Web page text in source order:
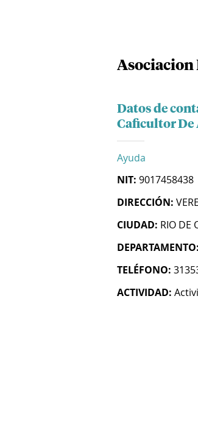
Asociacion
Datos de
Caficultor De
Ayuda
NIT: 9017458438
DIRECCIÓN:
CIUDAD: RIO DE
DEPARTAMENTO:
TELÉFONO:
ACTIVIDAD: